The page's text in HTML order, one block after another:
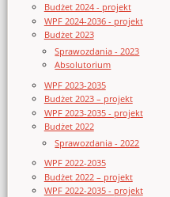
Budżet 2024 - projekt
WPF 2024-2036 - projekt
Budżet 2023
Sprawozdania - 2023
Absolutorium
WPF 2023-2035
Budżet 2023 – projekt
WPF 2023-2035 - projekt
Budżet 2022
Sprawozdania - 2022
WPF 2022-2035
Budżet 2022 – projekt
WPF 2022-2035 - projekt